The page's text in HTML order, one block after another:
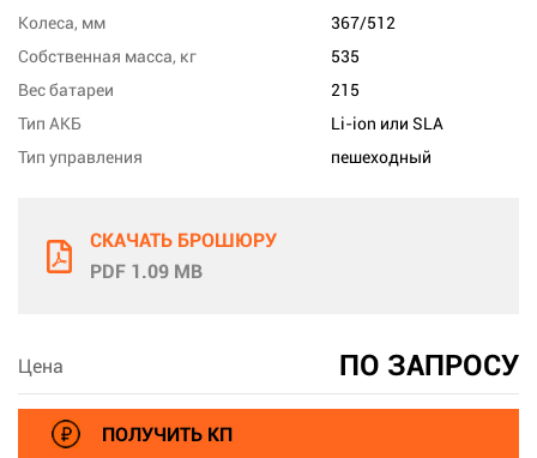
Колеса, мм
367/512
Собственная масса, кг
535
Вес батареи
215
Тип АКБ
Li-ion или SLA
Тип управления
пешеходный
СКАЧАТЬ БРОШЮРУ
PDF 1.09 MB
Цена ПО ЗАПРОСУ
ПОЛУЧИТЬ КП